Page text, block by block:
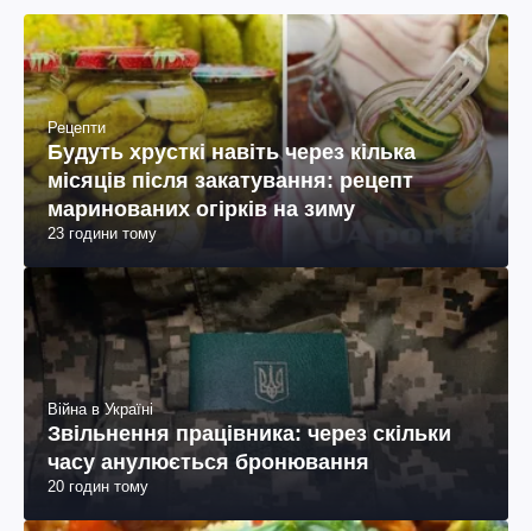
Рецепти
Будуть хрусткі навіть через кілька
місяців після закатування: рецепт
маринованих огірків на зиму
23 години тому
Війна в Україні
Звільнення працівника: через скільки
часу анулюється бронювання
20 годин тому